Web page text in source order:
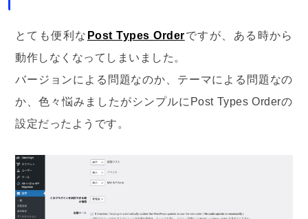
とても便利な Post Types Orderですが、ある時から
動作しなくなってしまいました。
バージョンによる問題なのか、テーマによる問題なの
か、色々悩みましたがシンプルにPost Types Orderの
設定だったようです。